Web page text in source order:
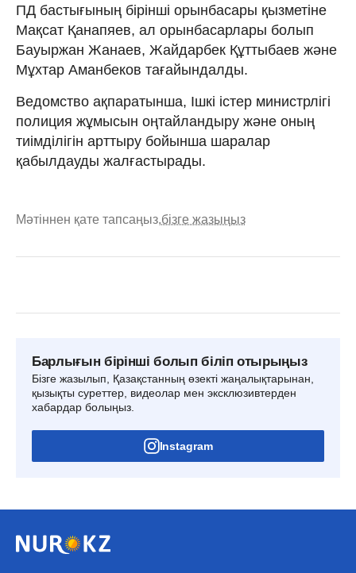
ПД бастығының бірінші орынбасары қызметіне
Мақсат Қанапяев, ал орынбасарлары болып
Бауыржан Жанаев, Жайдарбек Құттыбаев және
Мұхтар Аманбеков тағайындалды.
Ведомство ақпаратынша, Ішкі істер министрлігі
полиция жұмысын оңтайландыру және оның
тиімділігін арттыру бойынша шаралар
қабылдауды жалғастырады.
Мәтіннен қате тапсаңыз,бізге жазыңыз
Барлығын бірінші болып біліп отырыңыз
Бізге жазылып, Қазақстанның өзекті жаңалықтарынан,
қызықты суреттер, видеолар мен эксклюзивтерден
хабардар болыңыз.
Instagram